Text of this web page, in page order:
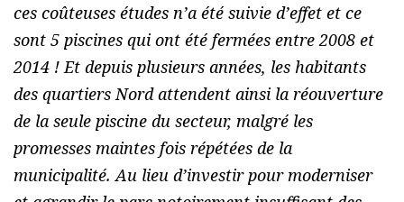
ces coûteuses études n’a été suivie d’effet et ce
sont 5 piscines qui ont été fermées entre 2008 et
2014 ! Et depuis plusieurs années, les habitants
des quartiers Nord attendent ainsi la réouverture
de la seule piscine du secteur, malgré les
promesses maintes fois répétées de la
municipalité. Au lieu d’investir pour moderniser